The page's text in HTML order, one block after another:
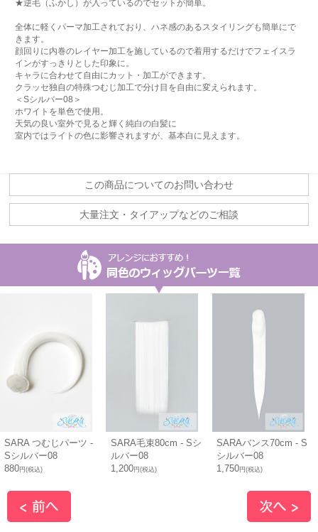
★逆毛（ふかし）が入っているのでセットが簡単。
全体に軽くパーマ加工されており、ハネ感のあるスタイリングも簡単にで
きます。
顔回りに内巻のレイヤー加工を施しているので着用するだけでフェイスラ
インがすっきりとした印象に。
キャラに合わせて自由にカット・加工ができます。
クラッセ独自の特殊つむじ加工で分け目を自由に変えられます。
＜Sシルバー08＞
ホワイトを単色で使用。
天気の良い室外で見ると輝く純白の白髪に
室内ではライトの色に影響されますが、基本白に見えます。
この商品についてのお問い合わせ
大量注文・タイアップなどのご相談
SARA つむじパーツ -
Sシルバー08
880円(税込)
SARA毛束80cm - Sシ
ルバー08
1,200円(税込)
SARAバンス70cm - S
シルバー08
1,750円(税込)